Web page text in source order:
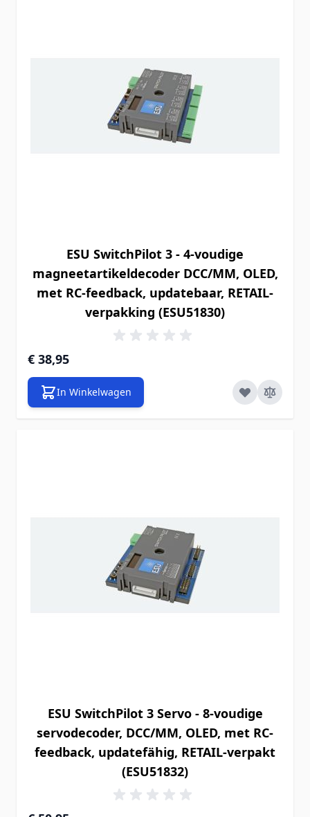
ESU SwitchPilot 3 - 4-voudige
magneetartikeldecoder DCC/MM, OLED,
met RC-feedback, updatebaar, RETAIL-
verpakking (ESU51830)
€ 38,95
In Winkelwagen
ESU SwitchPilot 3 Servo - 8-voudige
servodecoder, DCC/MM, OLED, met RC-
feedback, updatefähig, RETAIL-verpakt
(ESU51832)